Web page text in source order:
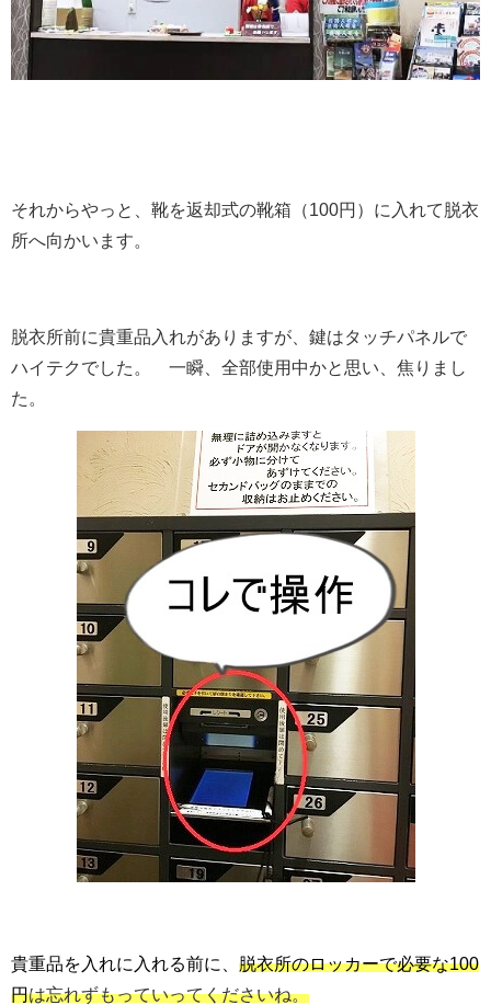
それからやっと、靴を返却式の靴箱（100円）に入れて脱衣
所へ向かいます。
脱衣所前に貴重品入れがありますが、鍵はタッチパネルで
ハイテクでした。 一瞬、全部使用中かと思い、焦りまし
た。
貴重品を入れに入れる前に、 脱衣所のロッカーで必要な100
円は忘れずもっていってくださいね。